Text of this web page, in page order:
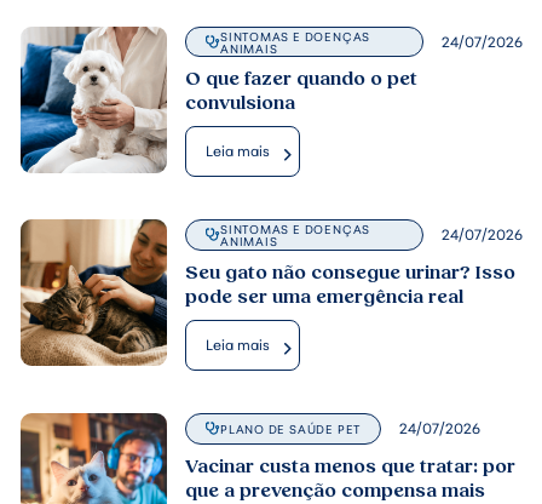
SINTOMAS E DOENÇAS
ANIMAIS
O que fazer quando o pet
convulsiona
Leia mais
24/07/2026
SINTOMAS E DOENÇAS
ANIMAIS
Seu gato não consegue urinar? Isso
pode ser uma emergência real
Leia mais
24/07/2026
PLANO DE SAÚDE PET
Vacinar custa menos que tratar: por
que a prevenção compensa mais
24/07/2026